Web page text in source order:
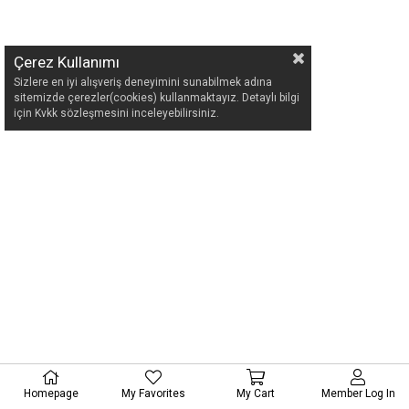
Çerez Kullanımı
Sizlere en iyi alışveriş deneyimini sunabilmek adına
sitemizde çerezler(cookies) kullanmaktayız. Detaylı bilgi
için Kvkk sözleşmesini inceleyebilirsiniz.
Homepage My Favorites My Cart Member Log In